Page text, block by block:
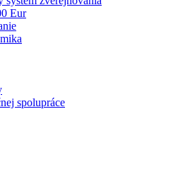
Eur
spolupráce